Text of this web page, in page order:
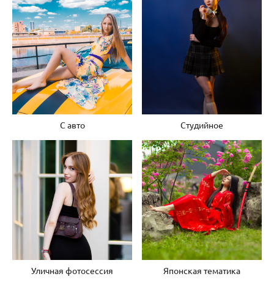
С авто Студийное
Уличная фотосессия Японская тематика